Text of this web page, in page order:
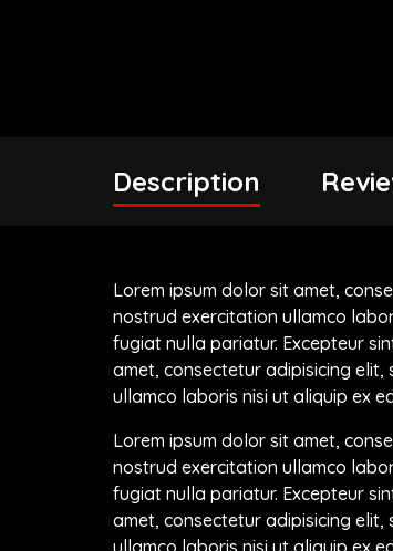
Description
Lorem ipsum dolor sit amet,
nostrud exercitation ullamco
fugiat nulla pariatur. Excepteur
amet, consectetur adipisicing
ullamco laboris nisi ut aliquip ex
Lorem ipsum dolor sit amet,
nostrud exercitation ullamco
fugiat nulla pariatur. Excepteur
amet, consectetur adipisicing
ullamco laboris nisi ut aliquip ex